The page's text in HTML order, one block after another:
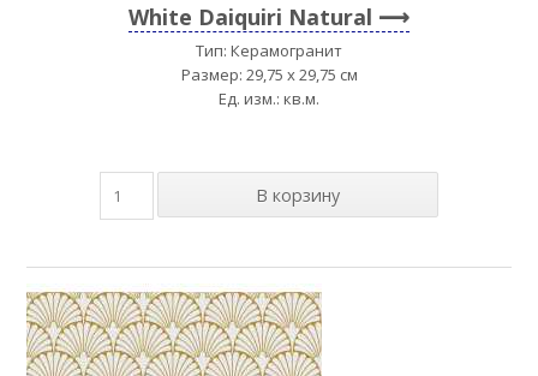
White Daiquiri Natural
Тип: Керамогранит
Размер: 29,75 x 29,75 см
Ед. изм.: кв.м.